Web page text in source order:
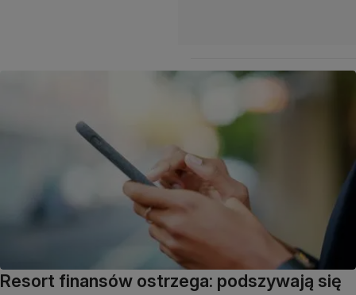
Resort finansów ostrzega: podszywają się